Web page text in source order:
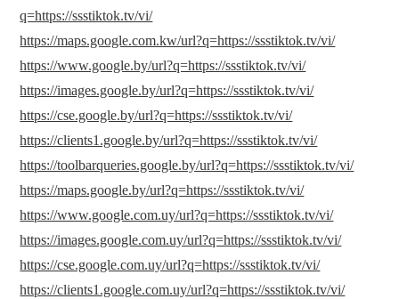
q=https://ssstiktok.tv/vi/
https://maps.google.com.kw/url?q=https://ssstiktok.tv/vi/
https://www.google.by/url?q=https://ssstiktok.tv/vi/
https://images.google.by/url?q=https://ssstiktok.tv/vi/
https://cse.google.by/url?q=https://ssstiktok.tv/vi/
https://clients1.google.by/url?q=https://ssstiktok.tv/vi/
https://toolbarqueries.google.by/url?q=https://ssstiktok.tv/vi/
https://maps.google.by/url?q=https://ssstiktok.tv/vi/
https://www.google.com.uy/url?q=https://ssstiktok.tv/vi/
https://images.google.com.uy/url?q=https://ssstiktok.tv/vi/
https://cse.google.com.uy/url?q=https://ssstiktok.tv/vi/
https://clients1.google.com.uy/url?q=https://ssstiktok.tv/vi/